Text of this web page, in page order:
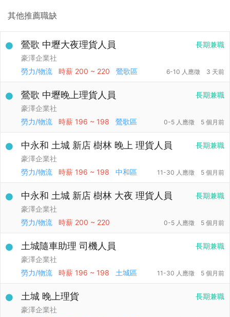
其他推薦職缺
長期兼職
鶯歌 中壢大夜理貨人員
豪澤企業社
勞力/物流
時薪 200 ~ 220 鶯歌區 6-10 人應徵 3 天前
長期兼職
鶯歌 中壢晚上理貨人員
豪澤企業社
勞力/物流
時薪 196 ~ 198 鶯歌區 0-5 人應徵 5 個月前
長期兼職
中永和 土城 新店 樹林 晚上 理貨人員
豪澤企業社
勞力/物流
時薪 196 ~ 198 中和區 11-30 人應徵 5 個月前
長期兼職
中永和 土城 新店 樹林 大夜 理貨人員
豪澤企業社
勞力/物流
時薪 200 ~ 220 0-5 人應徵 5 個月前
長期兼職
土城隨車助理 司機人員
豪澤企業社
勞力/物流
時薪 196 ~ 198 土城區 11-30 人應徵 5 個月前
長期兼職
土城 晚上理貨
豪澤企業社